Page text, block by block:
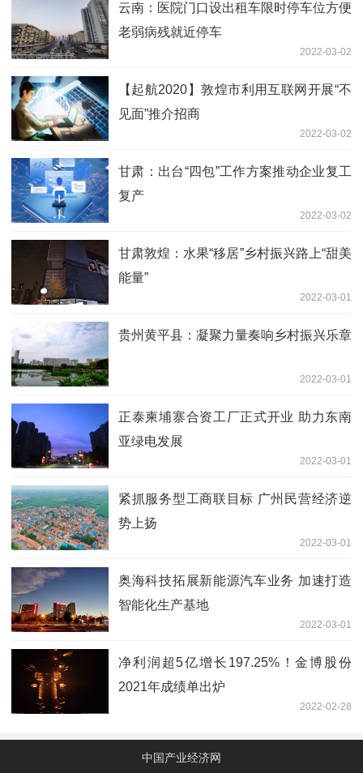
云南：医院门口设出租车限时停车位方便
老弱病残就近停车
2022-03-02
【起航2020】敦煌市利用互联网开展“不
见面”推介招商
2022-03-02
甘肃：出台“四包”工作方案推动企业复工
复产
2022-03-02
甘肃敦煌：水果“移居”乡村振兴路上“甜美
能量”
2022-03-01
贵州黄平县：凝聚力量奏响乡村振兴乐章
2022-03-01
正泰柬埔寨合资工厂正式开业 助力东南
亚绿电发展
2022-03-01
紧抓服务型工商联目标 广州民营经济逆
势上扬
2022-03-01
奥海科技拓展新能源汽车业务 加速打造
智能化生产基地
2022-03-01
净利润超5亿增长197.25%！金博股份
2021年成绩单出炉
2022-02-28
中国产业经济网